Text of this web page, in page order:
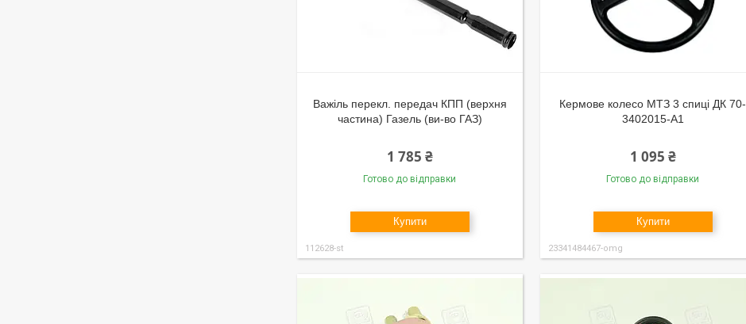
Важіль перекл. передач КПП (верхня
частина) Газель (ви-во ГАЗ)
1 785 ₴
Готово до відправки
Купити
112628-st
Кермове колесо МТЗ 3 спиці ДК 70-
3402015-А1
1 095 ₴
Готово до відправки
Купити
23341484467-omg